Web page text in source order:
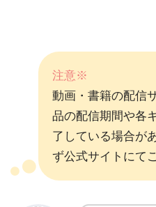
注意※
動画・書籍の配信
品の配信期間や各
了している場合が
ず公式サイトにて